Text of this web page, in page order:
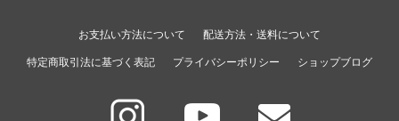
お支払い方法について 配送方法・送料について
特定商取引法に基づく表記 プライバシーポリシー ショップブログ